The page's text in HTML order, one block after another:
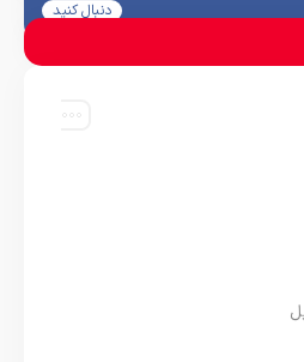
دنبال کنید